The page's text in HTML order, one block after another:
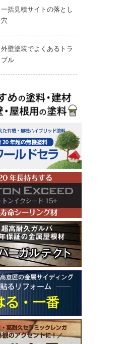
一括見積サイトの落とし
穴
外壁塗装でよくあるトラ
ブル